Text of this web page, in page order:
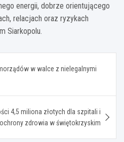
energii, dobrze orientującego
relacjach oraz ryzykach
Siarkopolu.
w walce z nielegalnymi
4,5 miliona złotych dla szpitali i
zdrowia w świętokrzyskim